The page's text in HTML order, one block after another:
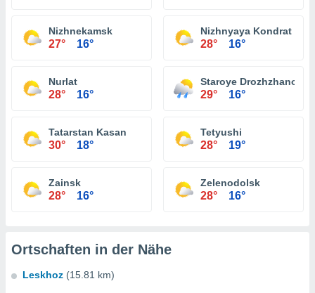
Nizhnekamsk
27° 16°
Nizhnyaya Kondrat
28° 16°
Nurlat
28° 16°
Staroye Drozhzhanoye
29° 16°
Tatarstan Kasan
30° 18°
Tetyushi
28° 19°
Zainsk
28° 16°
Zelenodolsk
28° 16°
Ortschaften in der Nähe
Leskhoz (15.81 km)